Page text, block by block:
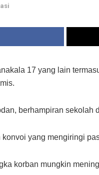
17 yang lain
berhampiran
yang mengiringi
korban mungkin